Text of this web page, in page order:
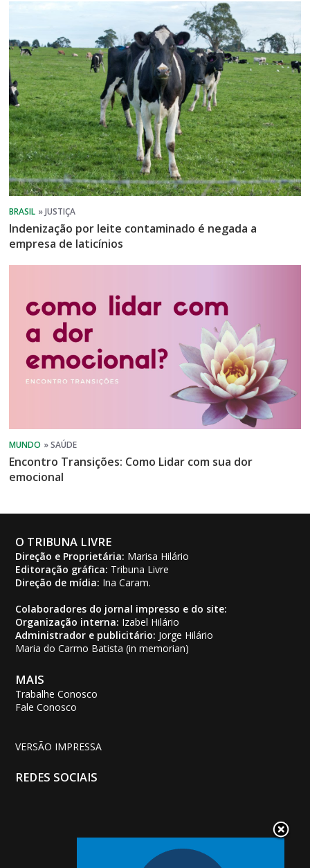
Indenização por leite contaminado é negada a
empresa de laticínios
Encontro Transições: Como Lidar com sua dor
emocional
O TRIBUNA LIVRE
Direção e Proprietária: Marisa Hilário
Editoração gráfica: Tribuna Livre
Direção de mídia: Ina Caram.
Colaboradores do jornal impresso e do site:
Organização interna: Izabel Hilário
Administrador e publicitário: Jorge Hilário
Maria do Carmo Batista (in memorian)
MAIS
Trabalhe Conosco
Fale Conosco
VERSÃO IMPRESSA
REDES SOCIAIS